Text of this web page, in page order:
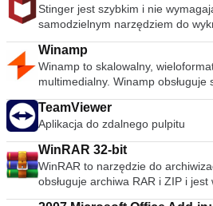
Stinger jest szybkim i nie
samodzielnym narzędziem do
powszechnego złośliwego
idealne, jeśli komputer jest już
nie zastępuje
antywirusowego, Stinger jest
tygodniu, aby obejmował
fałszywych alarmów i
.descbannerbtn { font-family:
background: linear-
100%)!important; border: solid
align: center;font-size:
Winamp
Winamp to skalowalny,
multimedialny. Winamp obsługuje szeroką gamę
współczesnych i
muzycznych, w tym MIDI, MOD,
AAC, M4A, FLAC, WAV, OGG
Obsługuje odtwarzanie bez
Replay Gain do wyrównywania
Ponadto Winamp może odtwarzać
CD audio, opcjonalnie z CD-Text,
na płytach CD. Winamp
TeamViewer
Aplikacja do zdalnego pulpitu
WinRAR 32-bit
WinRAR to narzędzie do
obsługuje archiwa RAR i ZIP i
archiwa CAB, ARJ, LZH, TAR,